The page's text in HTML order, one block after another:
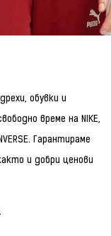
обувки и
време на NIKE,
Гарантираме
и добри ценови